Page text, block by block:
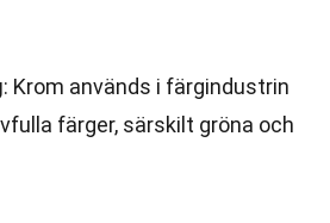
: Krom används i färgindustrin
färger, särskilt gröna och